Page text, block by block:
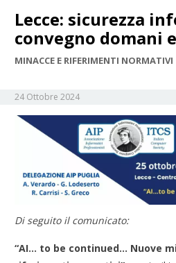
Lecce: sicurezza
convegno domani
MINACCE E RIFERIMENTI NORMATIVI
24 Ottobre 2024
Di seguito il comunicato:
“AI… to be continued… Nuove